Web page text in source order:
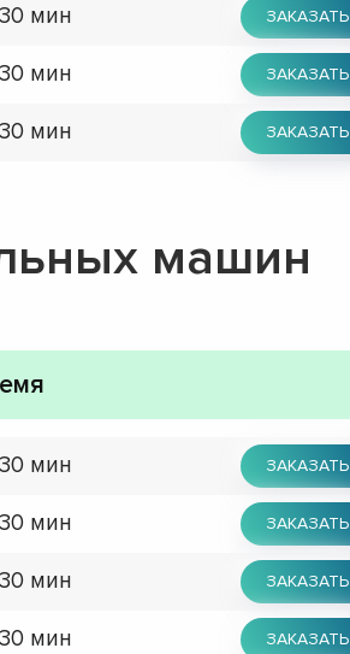
мин ЗАКАЗАТЬ
мин ЗАКАЗАТЬ
мин ЗАКАЗАТЬ
машин
мин ЗАКАЗАТЬ
мин ЗАКАЗАТЬ
мин ЗАКАЗАТЬ
мин ЗАКАЗАТЬ